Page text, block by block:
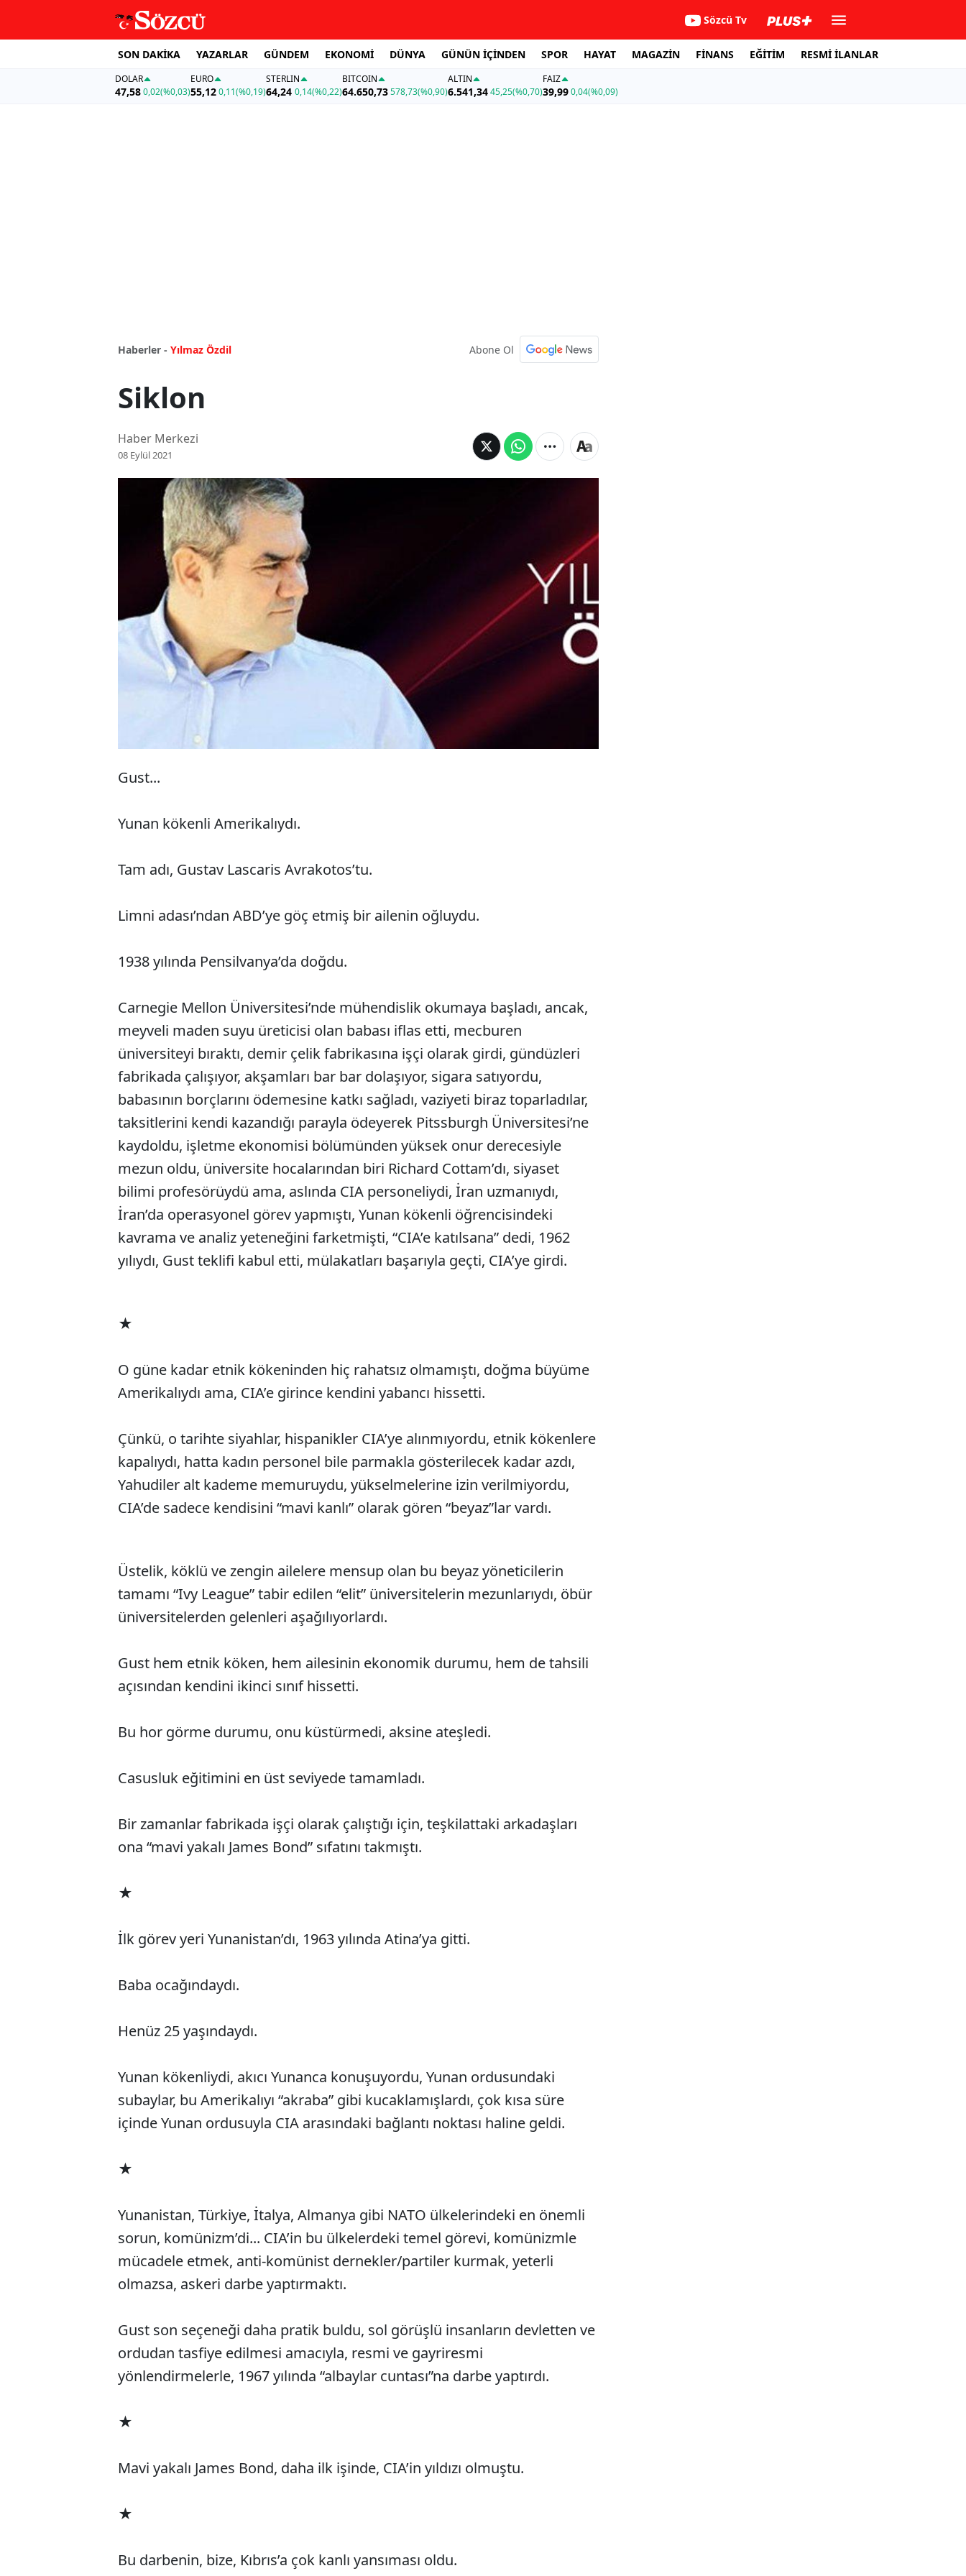
Sözcü Tv
SON DAKİKA YAZARLAR GÜNDEM EKONOMİ DÜNYA GÜNÜN İÇİNDEN SPOR HAYAT MAGAZİN FİNANS EĞİTİM RESMİ İLANLAR
DOLAR
47,580,02(%0,03)
EURO
55,12 0,11(%0,19)
STERLIN
64,24 0,14(%0,22)
BITCOIN
64.650,73578,73(%0,90)
ALTIN
6.541,3445,25(%0,70)
FAİZ
39,990,04(%0,09)
Haberler - Yılmaz Özdil Abone Ol
Siklon
Haber Merkezi
08 Eylül 2021
Siklon
Gust...
Yunan kökenli Amerikalıydı.
Tam adı, Gustav Lascaris Avrakotos’tu.
Limni adası’ndan ABD’ye göç etmiş bir ailenin oğluydu.
1938 yılında Pensilvanya’da doğdu.
Carnegie Mellon Üniversitesi’nde mühendislik okumaya başladı, ancak,
meyveli maden suyu üreticisi olan babası iflas etti, mecburen
üniversiteyi bıraktı, demir çelik fabrikasına işçi olarak girdi, gündüzleri
fabrikada çalışıyor, akşamları bar bar dolaşıyor, sigara satıyordu,
babasının borçlarını ödemesine katkı sağladı, vaziyeti biraz toparladılar,
taksitlerini kendi kazandığı parayla ödeyerek Pitssburgh Üniversitesi’ne
kaydoldu, işletme ekonomisi bölümünden yüksek onur derecesiyle
mezun oldu, üniversite hocalarından biri Richard Cottam’dı, siyaset
bilimi profesörüydü ama, aslında CIA personeliydi, İran uzmanıydı,
İran’da operasyonel görev yapmıştı, Yunan kökenli öğrencisindeki
kavrama ve analiz yeteneğini farketmişti, “CIA’e katılsana” dedi, 1962
yılıydı, Gust teklifi kabul etti, mülakatları başarıyla geçti, CIA’ye girdi.
★
O güne kadar etnik kökeninden hiç rahatsız olmamıştı, doğma büyüme
Amerikalıydı ama, CIA’e girince kendini yabancı hissetti.
Çünkü, o tarihte siyahlar, hispanikler CIA’ye alınmıyordu, etnik kökenlere
kapalıydı, hatta kadın personel bile parmakla gösterilecek kadar azdı,
Yahudiler alt kademe memuruydu, yükselmelerine izin verilmiyordu,
CIA’de sadece kendisini “mavi kanlı” olarak gören “beyaz”lar vardı.
Üstelik, köklü ve zengin ailelere mensup olan bu beyaz yöneticilerin
tamamı “Ivy League” tabir edilen “elit” üniversitelerin mezunlarıydı, öbür
üniversitelerden gelenleri aşağılıyorlardı.
Gust hem etnik köken, hem ailesinin ekonomik durumu, hem de tahsili
açısından kendini ikinci sınıf hissetti.
Bu hor görme durumu, onu küstürmedi, aksine ateşledi.
Casusluk eğitimini en üst seviyede tamamladı.
Bir zamanlar fabrikada işçi olarak çalıştığı için, teşkilattaki arkadaşları
ona “mavi yakalı James Bond” sıfatını takmıştı.
★
İlk görev yeri Yunanistan’dı, 1963 yılında Atina’ya gitti.
Baba ocağındaydı.
Henüz 25 yaşındaydı.
Yunan kökenliydi, akıcı Yunanca konuşuyordu, Yunan ordusundaki
subaylar, bu Amerikalıyı “akraba” gibi kucaklamışlardı, çok kısa süre
içinde Yunan ordusuyla CIA arasındaki bağlantı noktası haline geldi.
★
Yunanistan, Türkiye, İtalya, Almanya gibi NATO ülkelerindeki en önemli
sorun, komünizm’di... CIA’in bu ülkelerdeki temel görevi, komünizmle
mücadele etmek, anti-komünist dernekler/partiler kurmak, yeterli
olmazsa, askeri darbe yaptırmaktı.
Gust son seçeneği daha pratik buldu, sol görüşlü insanların devletten ve
ordudan tasfiye edilmesi amacıyla, resmi ve gayriresmi
yönlendirmelerle, 1967 yılında “albaylar cuntası”na darbe yaptırdı.
★
Mavi yakalı James Bond, daha ilk işinde, CIA’in yıldızı olmuştu.
★
Bu darbenin, bize, Kıbrıs’a çok kanlı yansıması oldu.